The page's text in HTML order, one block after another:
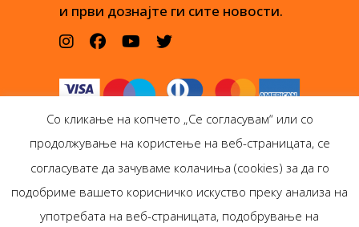
и први дознајте ги сите новости.
Антолог Боокс дооел
Со кликање на копчето „Се согласувам“ или со
продолжување на користење на веб-страницата, се
согласувате да зачуваме колачиња (cookies) за да го
подобриме вашето корисничко искуство преку анализа на
употребата на веб-страницата, подобрување на